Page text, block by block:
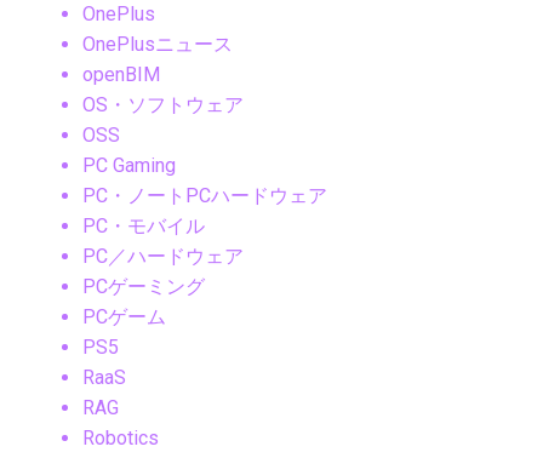
OnePlus
OnePlusニュース
openBIM
OS・ソフトウェア
OSS
PC Gaming
PC・ノートPCハードウェア
PC・モバイル
PC／ハードウェア
PCゲーミング
PCゲーム
PS5
RaaS
RAG
Robotics